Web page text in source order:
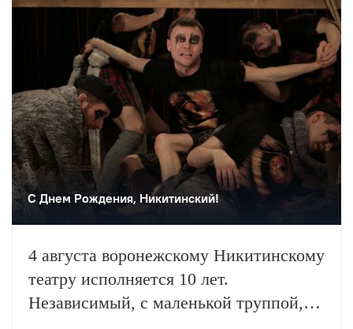
С Днем Рождения, Никитинский!
4 августа воронежскому Никитинскому
театру исполняется 10 лет.
Независимый, с маленькой труппой,